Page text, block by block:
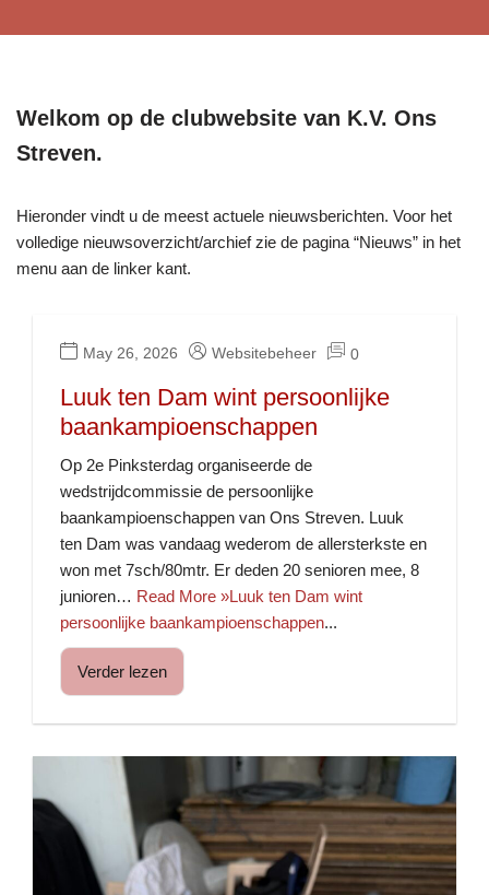
Welkom op de clubwebsite van K.V. Ons
Streven.
Hieronder vindt u de meest actuele nieuwsberichten. Voor het
volledige nieuwsoverzicht/archief zie de pagina “Nieuws” in het
menu aan de linker kant.
May 26, 2026 Websitebeheer 0
Luuk ten Dam wint persoonlijke
baankampioenschappen
Op 2e Pinksterdag organiseerde de
wedstrijdcommissie de persoonlijke
baankampioenschappen van Ons Streven. Luuk
ten Dam was vandaag wederom de allersterkste en
won met 7sch/80mtr. Er deden 20 senioren mee, 8
junioren… Read More »Luuk ten Dam wint
persoonlijke baankampioenschappen...
Verder lezen